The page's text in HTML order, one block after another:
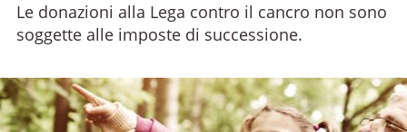
Le donazioni alla Lega contro il cancro non sono
soggette alle imposte di successione.